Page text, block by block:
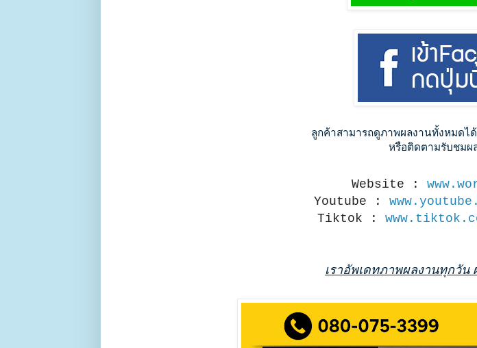
ลูกค้าสามารถดูภาพผลงานทั้งหมดได้
หรือติดตามรับชมผ
Website :
Youtube :
Tiktok :
เราอัพเดทภาพผลงานทุกวัน